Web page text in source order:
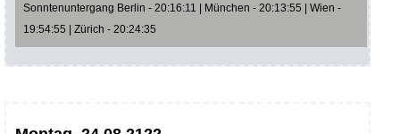
Sonntenuntergang Berlin - 20:16:11 | München - 20:13:55 | Wien -
19:54:55 | Zürich - 20:24:35